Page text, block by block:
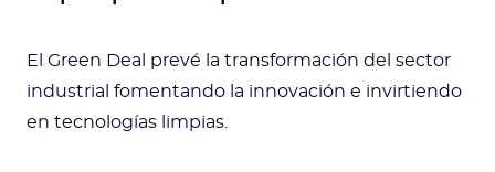
El Green Deal prevé la transformación del sector
industrial fomentando la innovación e invirtiendo
en tecnologías limpias.